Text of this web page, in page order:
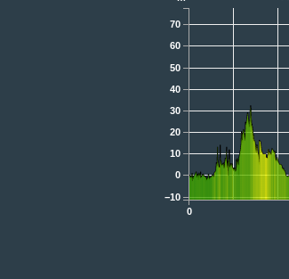
0
−10
0
10
20
30
40
50
60
70